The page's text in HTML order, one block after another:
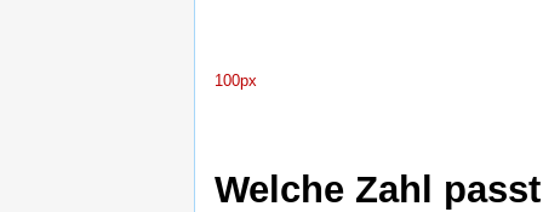
100px
Welche Zahl